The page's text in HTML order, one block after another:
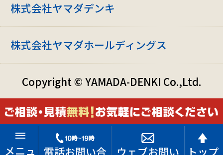
株式会社ヤマダデンキ
株式会社ヤマダホールディングス
Copyright © YAMADA-DENKI Co.,Ltd.
メニュ 電話お問い合 ウェブお問い トップ